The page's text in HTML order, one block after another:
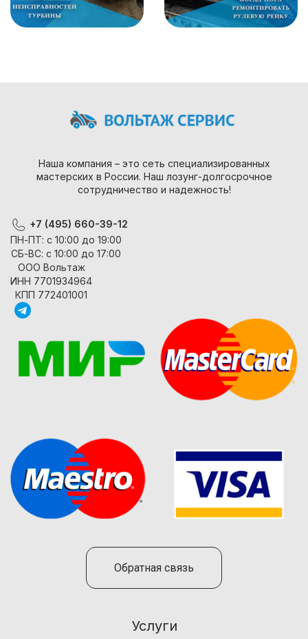
Наша компания – это сеть специализированных
мастерских в России. Наш лозунг-долгосрочное
сотрудничество и надежность!
+7 (495) 660-39-12
ПН-ПТ: с 10:00 до 19:00
СБ-ВС: с 10:00 до 17:00
ООО Вольтаж
ИНН 7701934964
КПП 772401001
Обратная связь
Услуги